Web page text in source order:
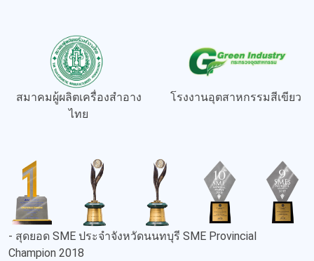
สมาคมผู้ผลิตเครื่องสำอาง
ไทย
โรงงานอุตสาหกรรมสีเขียว
- สุดยอด SME ประจำจังหวัดนนทบุรี SME Provincial
Champion 2018